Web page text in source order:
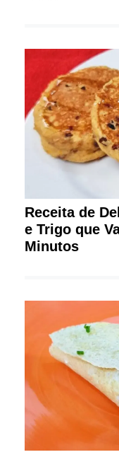
Receita de
e Trigo que
Minutos